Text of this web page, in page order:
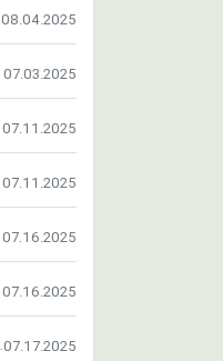
08.04.2025
07.03.2025
07.11.2025
07.11.2025
07.16.2025
07.16.2025
07.17.2025